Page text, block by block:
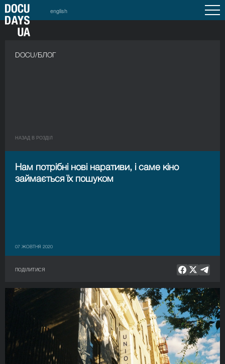
english
DOCU/БЛОГ
НАЗАД В РОЗДIЛ
Нам потрібні нові наративи, і саме кіно
займається їх пошуком
07 ЖОВТНЯ 2020
ПОДІЛИТИСЯ